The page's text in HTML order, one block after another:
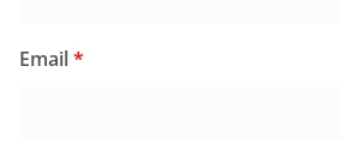
Email*